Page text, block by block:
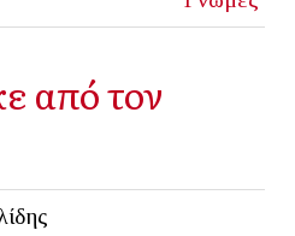
από τον